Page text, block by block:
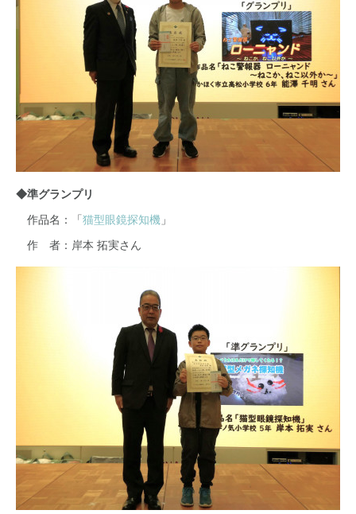
◆準グランプリ
作品名：「猫型眼鏡探知機 」
作 者：岸本 拓実さん